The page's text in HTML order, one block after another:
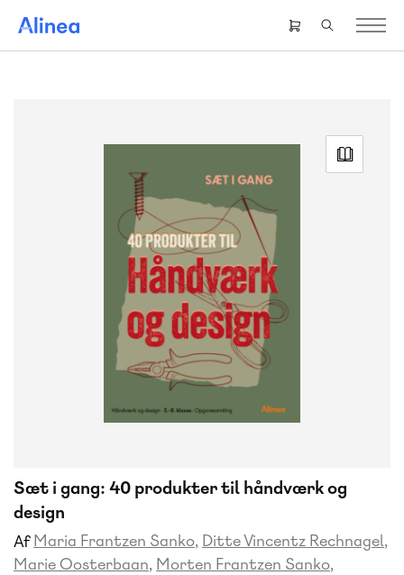
hovedindhold
Header
right
Sæt i gang: 40 produkter til håndværk og
design
Af Maria Frantzen Sanko Ditte Vincentz Rechnagel
Marie Oosterbaan Morten Frantzen Sanko